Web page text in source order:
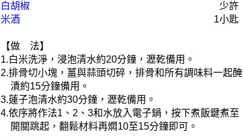
白胡椒
少許
米酒
1小匙
【做 法】
1.白米洗淨，浸泡清水約20分鐘，瀝乾備用。
2.排骨切小塊，薑與蒜頭切碎，排骨和所有調味料一起醃
漬約15分鐘備用。
3.蓮子泡清水約30分鐘，瀝乾備用。
4.依序將作法1、2、3和水放入電子鍋，按下煮飯鍵煮至
開關跳起，翻鬆材料再燜10至15分鐘即可。